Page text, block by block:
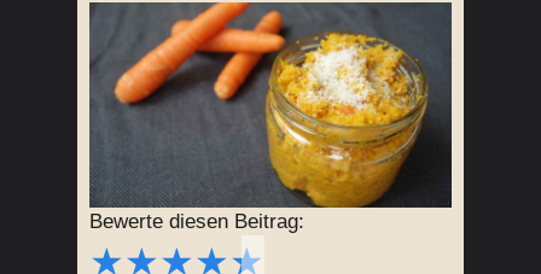
Bewerte diesen Beitrag:
★★★★★